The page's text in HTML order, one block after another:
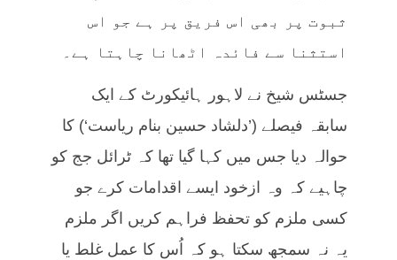
ثبوت پر بھی اس فریق پر ہے جو اس
استثنا سے فائدہ اٹھانا چاہتا ہے۔
جسٹس شیخ نے لاہور ہائیکورٹ کے ایک
سابقہ فیصلے (’دلشاد حسین بنام ریاست‘) کا
حوالہ دیا جس میں کہا گیا تھا کہ ٹرائل جج کو
چاہیے کہ وہ ازخود ایسے اقدامات کرے جو
کسی ملزم کو تحفظ فراہم کریں اگر ملزم
یہ نہ سمجھ سکتا ہو کہ اُس کا عمل غلط یا